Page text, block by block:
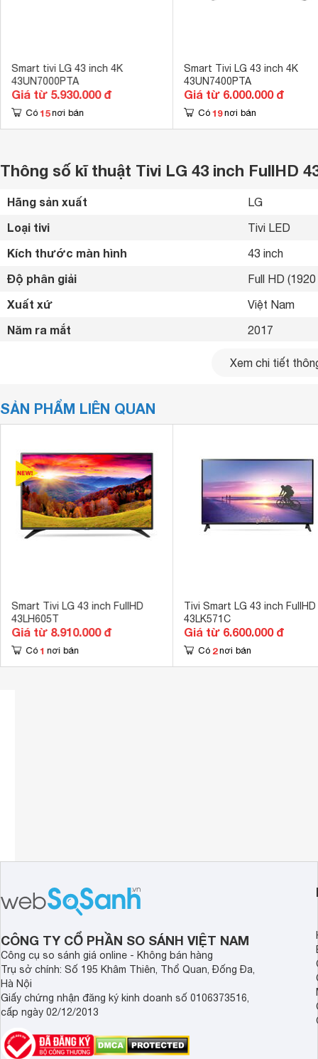
Smart tivi LG 43 inch 4K
43UN7000PTA
Giá từ 5.930.000 đ
Có 15 nơi bán
Smart Tivi LG 43 inch 4K
43UN7400PTA
Giá từ 6.000.000 đ
Có 19 nơi bán
Thông số kĩ thuật Tivi LG 43 inch FullHD
Hãng sản xuất LG
Loại tivi Tivi LED
Kích thước màn hình 43 inch
Độ phân giải Full HD
Xuất xứ Việt Nam
Năm ra mắt 2017
Không
Cổng HDMI
Cổng xuất âm thanh Jack 3.5 mm
Cổng AV Cổng
Tích hợp đầu thu kỹ thuật số DVB-T2
Tần số quét thực 60Hz
Tổng công suất loa 10W
Kích thước có chân, đặt bàn 97 x 62.4 x
Trọng lượng có chân 8.4 kg
Xem chi tiết
SẢN PHẨM LIÊN QUAN
Smart Tivi LG 43 inch FullHD
43LH605T
Giá từ 8.910.000 đ
Có 1 nơi bán
Tivi Smart LG 43 inch FullHD
43LK571C
Giá từ 6.600.000 đ
Có 2 nơi bán
CÔNG TY CỔ PHẦN SO SÁNH VIỆT NAM
Công cụ so sánh giá online - Không bán hàng
Trụ sở chính: Số 195 Khâm Thiên, Thổ Quan, Đống Đa,
Hà Nội
Giấy chứng nhận đăng ký kinh doanh số 0106373516,
cấp ngày 02/12/2013